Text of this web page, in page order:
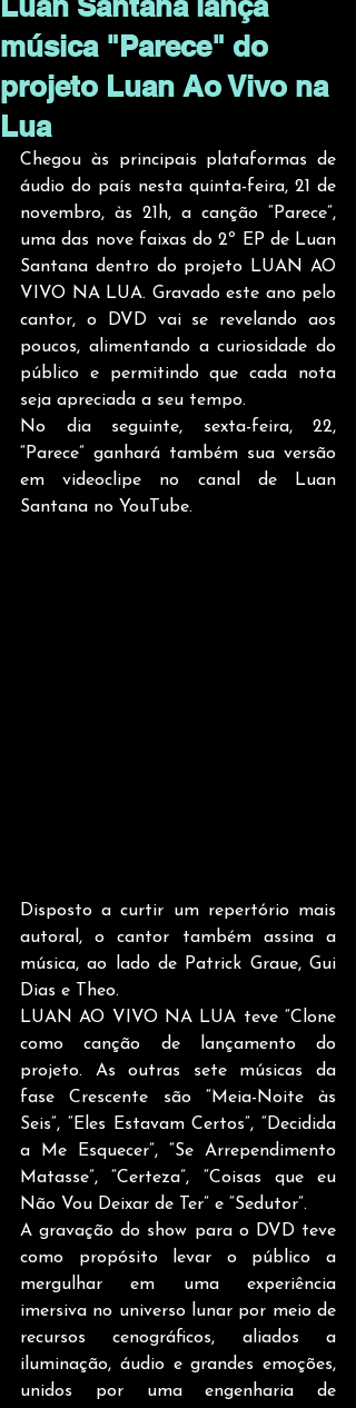
música "Parece" do
projeto Luan Ao Vivo na
Lua
Chegou às principais plataformas de
áudio do país nesta quinta-feira, 21 de
novembro, às 21h, a canção “Parece”,
uma das nove faixas do 2º EP de Luan
Santana dentro do projeto LUAN AO
VIVO NA LUA. Gravado este ano pelo
cantor, o DVD vai se revelando aos
poucos, alimentando a curiosidade do
público e permitindo que cada nota
seja apreciada a seu tempo.
No dia seguinte, sexta-feira, 22,
“Parece” ganhará também sua versão
em videoclipe no canal de Luan
Santana no YouTube.
Disposto a curtir um repertório mais
autoral, o cantor também assina a
música, ao lado de Patrick Graue, Gui
Dias e Theo.
LUAN AO VIVO NA LUA teve “Clone
como canção de lançamento do
projeto. As outras sete músicas da
fase Crescente são “Meia-Noite às
Seis”, “Eles Estavam Certos”, “Decidida
a Me Esquecer”, “Se Arrependimento
Matasse”, “Certeza”, “Coisas que eu
Não Vou Deixar de Ter” e “Sedutor”.
A gravação do show para o DVD teve
como propósito levar o público a
mergulhar em uma experiência
imersiva no universo lunar por meio de
recursos cenográficos, aliados a
iluminação, áudio e grandes emoções,
unidos por uma engenharia de